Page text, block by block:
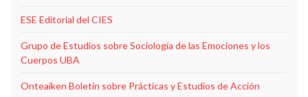
ESE Editorial del CIES
Grupo de Estudios sobre Sociología de las Emociones y los
Cuerpos UBA
Onteaiken Boletín sobre Prácticas y Estudios de Acción